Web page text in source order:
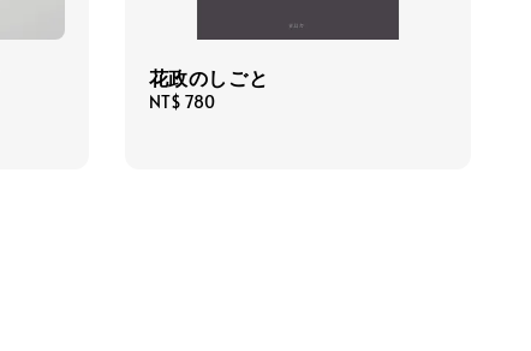
花政のしごと
Regular
NT$ 780